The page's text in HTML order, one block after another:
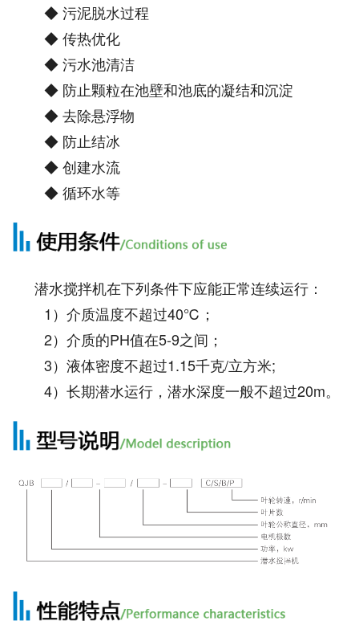
◆ 污泥脱水过程
◆ 传热优化
◆ 污水池清洁
◆ 防止颗粒在池壁和池底的凝结和沉淀
◆ 去除悬浮物
◆ 防止结冰
◆ 创建水流
◆ 循环水等
潜水搅拌机在下列条件下应能正常连续运行：
1）介质温度不超过40℃；
2）介质的PH值在5-9之间；
3）液体密度不超过1.15千克/立方米;
4）长期潜水运行，潜水深度一般不超过20m。